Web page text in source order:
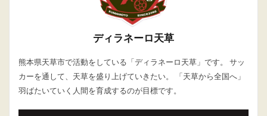
ディラネーロ天草
熊本県天草市で活動をしている「ディラネーロ天草」です。 サッ
カーを通して、天草を盛り上げていきたい。 「天草から全国へ」
羽ばたいていく人間を育成するのが目標です。